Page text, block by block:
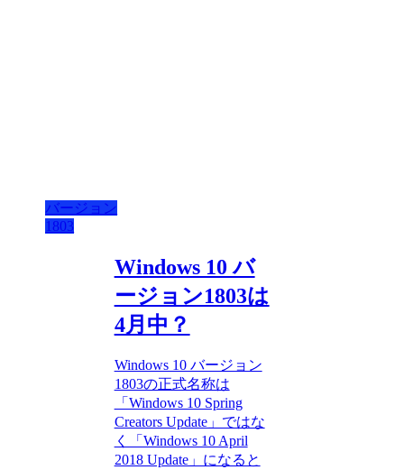
バージョン
1803
Windows 10 バ
ージョン1803は
4月中？
Windows 10 バージョン
1803の正式名称は
「Windows 10 Spring
Creators Update」ではな
く「Windows 10 April
2018 Update」になると